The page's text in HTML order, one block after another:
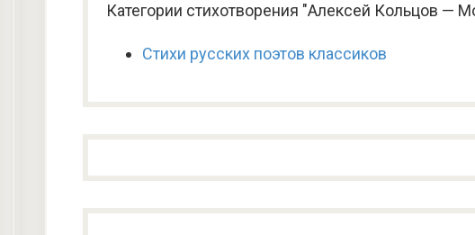
Категории стихотворения "Алексей Кольцов —
Стихи русских поэтов классиков